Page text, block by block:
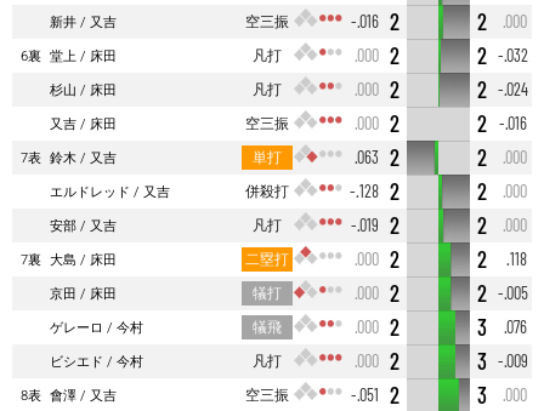
新井
又吉 空三振 -.016 2 2
.000
6裏 堂上 床田 凡打 .000 2 2 -.032
杉山
床田 凡打 .000 2 2 -.024
又吉
床田 空三振 .000 2 2
-.016
7表 鈴木 又吉 単打 .063 2 2
.000
エルドレッド
又吉 併殺打 -.128 2 2
.000
安部
又吉 凡打 -.019 2 2
.000
7裏 大島 床田 二塁打 .000 2 2
.118
京田
床田 犠打 .000 2 2 -.005
ゲレーロ
今村 犠飛 .000 2 3
.076
ビシエド
今村 凡打 .000 2 3 -.009
8表 會澤 又吉 空三振 -.051 2 3
.000